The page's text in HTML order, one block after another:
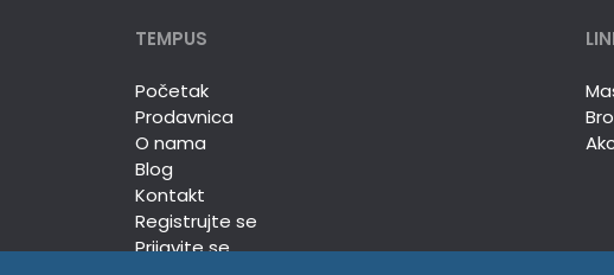
TEMPUS
Početak
Prodavnica
O nama
Blog
Kontakt
Registrujte se
Prijavite se